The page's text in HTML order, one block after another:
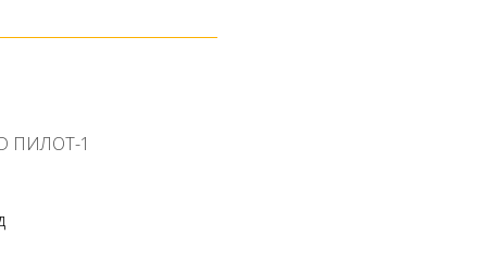
ПИЛОТ-1